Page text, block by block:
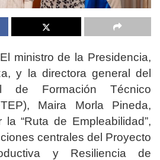
ministro de la Presidencia,
y la directora general del
de Formación Técnico
Maira Morla Pineda,
“Ruta de Empleabilidad”,
centrales del Proyecto
y Resiliencia de